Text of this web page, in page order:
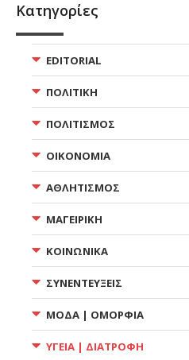
Κατηγορίες
EDITORIAL
ΠΟΛΙΤΙΚΗ
ΠΟΛΙΤΙΣΜΟΣ
ΟΙΚΟΝΟΜΙΑ
ΑΘΛΗΤΙΣΜΟΣ
ΜΑΓΕΙΡΙΚΗ
ΚΟΙΝΩΝΙΚΑ
ΣΥΝΕΝΤΕΥΞΕΙΣ
ΜΟΔΑ | ΟΜΟΡΦΙΑ
ΥΓΕΙΑ | ΔΙΑΤΡΟΦΗ